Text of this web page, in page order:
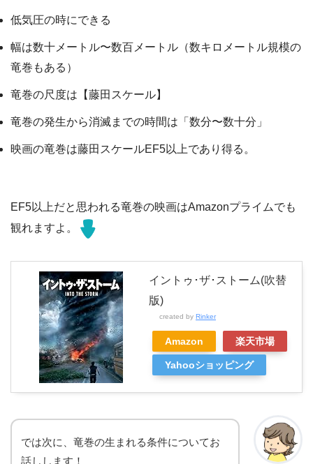
低気圧の時にできる
幅は数十メートル〜数百メートル（数キロメートル規模の
竜巻もある）
竜巻の尺度は【藤田スケール】
竜巻の発生から消滅までの時間は「数分〜数十分」
映画の竜巻は藤田スケールEF5以上であり得る。
EF5以上だと思われる竜巻の映画はAmazonプライムでも
観れますよ。
イントゥ･ザ･ストーム(吹替
版)
created by Rinker
Amazon 楽天市場
Yahooショッピング
では次に、竜巻の生まれる条件についてお
話しします！